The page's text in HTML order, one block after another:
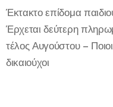
Έκτακτο επίδομα
Έρχεται δεύτερη
τέλος Αυγούστου – Ποιοι
δικαιούχοι